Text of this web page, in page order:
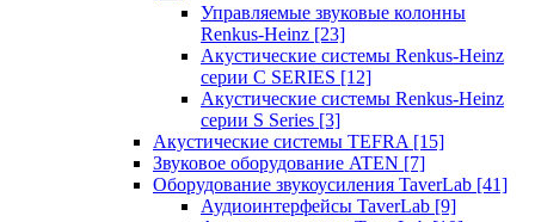
Управляемые звуковые колонны
Renkus-Heinz [23]
Акустические системы Renkus-Heinz
серии C SERIES [12]
Акустические системы Renkus-Heinz
серии S Series [3]
Акустические системы TEFRA [15]
Звуковое оборудование ATEN [7]
Оборудование звукоусиления TaverLab [41]
Аудиоинтерфейсы TaverLab [9]